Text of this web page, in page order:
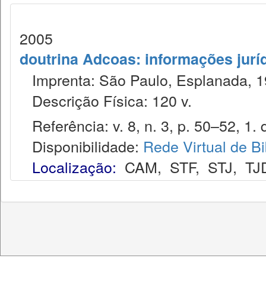
2005
doutrina Adcoas: informações
Imprenta: São Paulo, Esplanada,
Descrição Física: 120 v.
Referência: v. 8, n. 3, p. 50–52, 1.
Disponibilidade: Rede Virtual de
Localização: CAM, STF, STJ,